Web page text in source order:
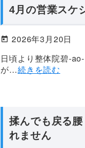
4月の営業スケ
2026年3月20日
日頃より整体院碧-
が…続きを読む
揉んでも戻る
れません